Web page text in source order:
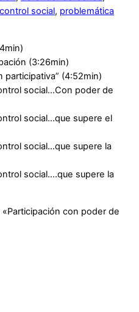
social, problemática
(3:26min)
(4:52min)
social…Con poder de
social…que supere el
social…que supere la
social….que supere la